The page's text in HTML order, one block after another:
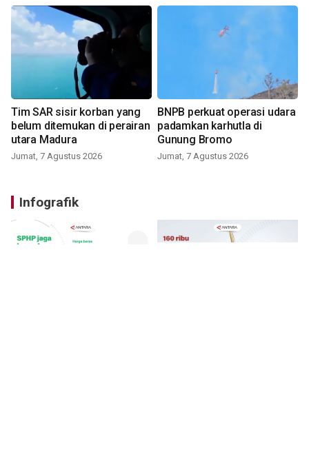
Tim SAR sisir korban yang
belum ditemukan di perairan
utara Madura
Jumat, 7 Agustus 2026
BNPB perkuat operasi udara
padamkan karhutla di
Gunung Bromo
Jumat, 7 Agustus 2026
Infografik